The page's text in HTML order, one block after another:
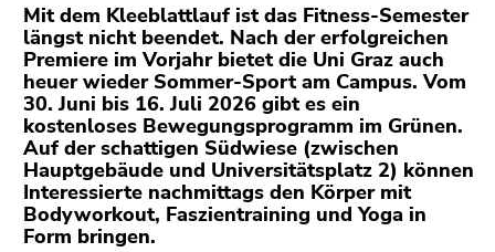
Zur
Hauptnavigation
(Zugriffstaste
3)
Zu
den
Zusatzinformationen
(Zugriffstaste
5)
Mit dem Kleeblattlauf ist das Fitness-Semester
längst nicht beendet. Nach der erfolgreichen
Premiere im Vorjahr bietet die Uni Graz auch
heuer wieder Sommer-Sport am Campus. Vom
30. Juni bis 16. Juli 2026 gibt es ein
kostenloses Bewegungsprogramm im Grünen.
Auf der schattigen Südwiese (zwischen
Hauptgebäude und Universitätsplatz 2) können
Interessierte nachmittags den Körper mit
Bodyworkout, Faszientraining und Yoga in
Form bringen.